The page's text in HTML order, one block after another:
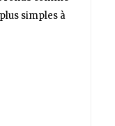
simples à